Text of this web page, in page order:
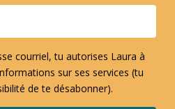
courriel, tu autorises Laura à
sur ses services (tu
de te désabonner).